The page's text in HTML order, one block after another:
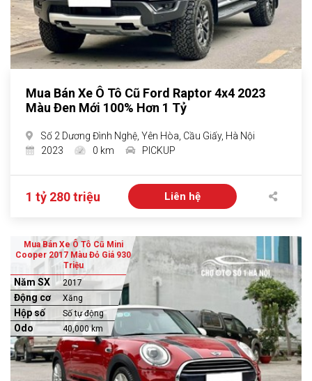
Mua Bán Xe Ô Tô Cũ Ford Raptor 4x4 2023
Màu Đen Mới 100% Hơn 1 Tỷ
Số 2 Dương Đình Nghệ, Yên Hòa, Cầu Giấy, Hà Nội
2023
0 km PICKUP
1 tỷ 280 triệu Liên hệ
Mua Bán Xe Ô Tô Cũ Mini
Cooper 2017 Màu Đỏ Giá 930
Triệu
Năm SX 2017
Động cơ Xăng
Hộp số Số tự động
Odo 40,000 km